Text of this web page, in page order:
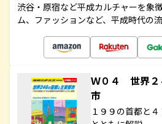
渋谷・原宿など平成カルチャーを象
ム、ファッションなど、平成時代の
Ｗ０４ 世界２
市
１９９の首都と